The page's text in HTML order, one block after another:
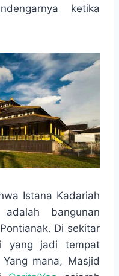
ketika
Istana Kadariah
bangunan
Di sekitar
yang jadi tempat
mana, Masjid